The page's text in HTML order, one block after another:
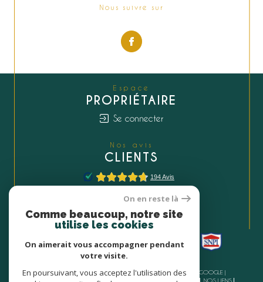
Nous suivre sur
Espace
PROPRIÉTAIRE
Se connecter
Nos avis
CLIENTS
Nous
ADHÉRONS
© 2026 | TOUS DROITS RÉSERVÉS | TRADUCTION POWERED BY GOOGLE |
NOS HONORAIRES
PLAN DU SITE NOS LIENS
On en reste là
Comme beaucoup, notre site
utilise les cookies
On aimerait vous accompagner pendant
votre visite.
En poursuivant, vous acceptez l'utilisation des